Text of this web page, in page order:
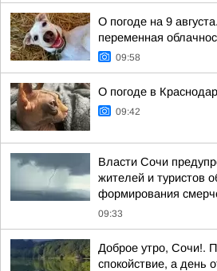
О погоде на 9
переменная
09:58
О погоде в
09:42
Власти Сочи
жителей и туристов
формирования
09:33
Доброе утро, Сочи!.
спокойствие, а день